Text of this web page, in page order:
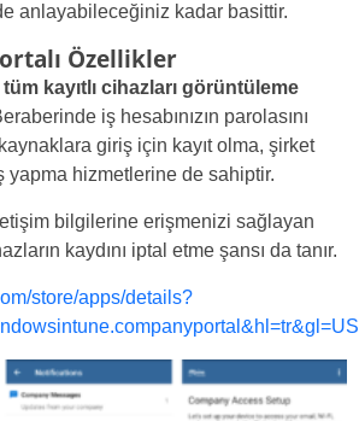
anlayabileceğiniz kadar basittir.
Özellikler
tüm kayıtlı cihazları görüntüleme
iş hesabınızın parolasını
giriş için kayıt olma, şirket
yapma hizmetlerine de sahiptir.
bilgilerine erişmenizi sağlayan
kaydını iptal etme şansı da tanır.
store/apps/details?